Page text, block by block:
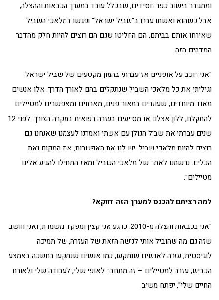
ומתגורר בישוב כפר חסידים, שבכלל עובד במערך הכבאות וההצלה,
אבל כשהוא ואשתו עברו ב"שביל ישראל" ופגשו במלאכי השביל
שאירחו אותם בביתם, הם החליטו שגם הם רוצים להיות חלק מהדבר
המדהים הזה.
"אני רוכב על אופניים אז עברתי בהמון מקטעים של שביל ישראל
וגיליתי את כל מלאכי השביל שנתקלים בהם לאורך הדרך. אלו אנשים
מאוד מיוחדים, שעוזרים במאור פנים, מארחים ומאפשרים למטיילים
להתקלח, ללון אצלם או מסייעים בעזרה רפואית במקרה הצורך. לפני 12
שנים עברתי את שביל הגולן עם אשתי ואמרנו לעצמנו שאנחנו גם
רוצים להיות מלאכי שביל. יש לנו את האפשרות, את המקום ואת
הכלים. נרשמנו לאתר של מלאכי השביל ומאז התחילו להגיע אלינו
מטיילים".
למה רציתם להכנס למערך הזה דווקא?
"אני בכבאות והצלה מ-2010. כרגע אני קצין ומפקד משמרת, ואני חושב
שזה גם מה שהוביל אותי לנישה הזאת של העזרה, של תמיכה
לוגיסטית, עזרה לאנשים שנתקעו, כמו אנשים שנתקעו בחשכה באמצע
הכביש, עזרה למטיילים – זה מתחבר לאופי שלי, לעבודה שלי ולאורח
החיים שלי", יפתח משיב.